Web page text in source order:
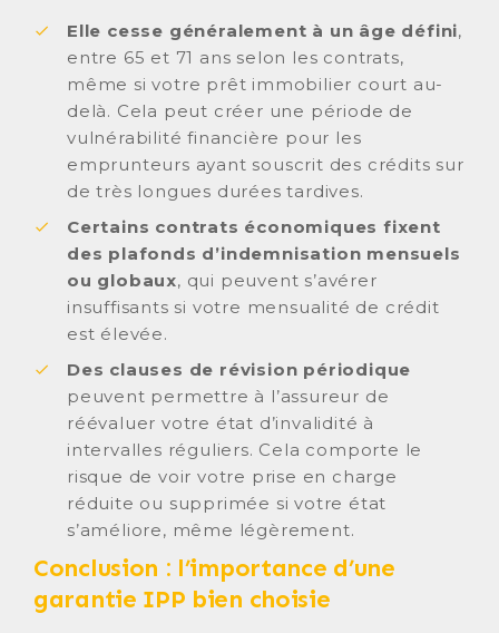
Elle cesse généralement à un âge défini,
entre 65 et 71 ans selon les contrats,
même si votre prêt immobilier court au-
delà. Cela peut créer une période de
vulnérabilité financière pour les
emprunteurs ayant souscrit des crédits sur
de très longues durées tardives.
Certains contrats économiques fixent
des plafonds d’indemnisation mensuels
ou globaux, qui peuvent s’avérer
insuffisants si votre mensualité de crédit
est élevée.
Des clauses de révision périodique
peuvent permettre à l’assureur de
réévaluer votre état d’invalidité à
intervalles réguliers. Cela comporte le
risque de voir votre prise en charge
réduite ou supprimée si votre état
s’améliore, même légèrement.
Conclusion : l’importance d’une
garantie IPP bien choisie